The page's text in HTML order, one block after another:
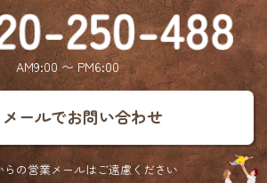
AM9:00 〜 PM6:00
メールでお問い合わせ
らの営業メールはご遠慮ください